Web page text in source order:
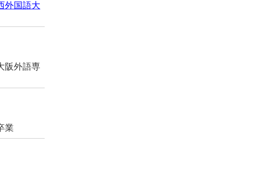
外国語大
阪外語専
業